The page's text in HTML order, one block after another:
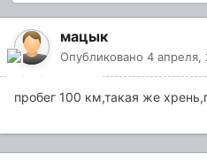
мацык
Опубликовано 4 апреля,
пробег 100 км,такая же